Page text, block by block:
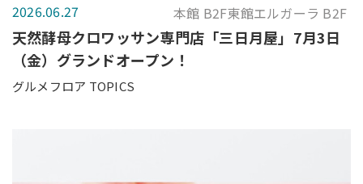
2026.06.27 本館 B2F東館エルガーラ B2F
天然酵母クロワッサン専門店「三日月屋」7月3日
（金）グランドオープン！
グルメフロア TOPICS